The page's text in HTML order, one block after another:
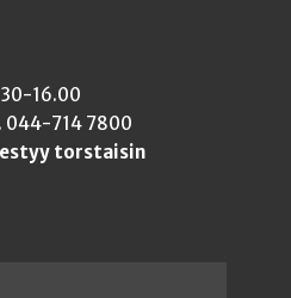
16.00
044-714 7800
torstaisin